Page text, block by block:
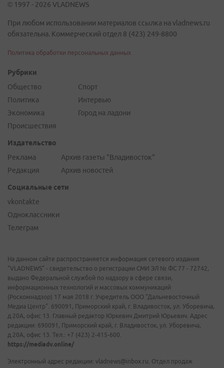
© 1997 - 2026 VLADNEWS
При любом использовании материалов ссылка на vladnews.ru
обязательна. Коммерческий отдел 8 (423) 249-8800
Политика обработки персональных данных
Рубрики
Общество
Политика
Экономика
Происшествия
Спорт
Интервью
Город на ладони
Издательство
Реклама
Редакция
Архив газеты "Владивосток"
Архив новостей
Социальные сети
vkontakte
Одноклассники
Телеграм
На данном сайте распространяется информация сетевого издания
"VLADNEWS" - свидетельство о регистрации СМИ ЭЛ № ФС 77 - 72742,
выдано Федеральной службой по надзору в сфере связи,
информационных технологий и массовых коммуникаций
(Роскомнадзор) 17 мая 2018 г. Учредитель ООО "Дальневосточный
Медиа Центр". 690091, Приморский край, г. Владивосток, ул. Уборевича,
д.20А, офис 13. Главный редактор Юркевич Дмитрий Юрьевич. Адрес
редакции: 690091, Приморский край, г. Владивосток, ул. Уборевича,
д.20А, офис 13. Тел.: +7 (423) 2-415-600.
https://mediadv.online/
Электронный адрес редакции: vladnews@inbox.ru. Отдел продаж